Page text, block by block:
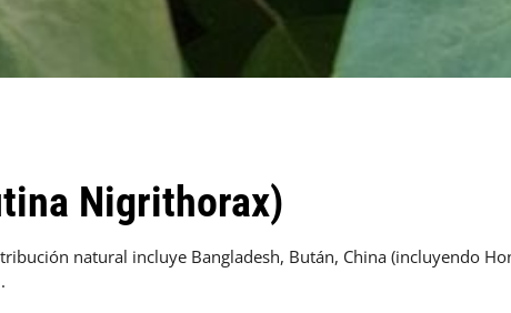
Nigrithorax)
natural incluye Bangladesh, Bután, China (incluyendo